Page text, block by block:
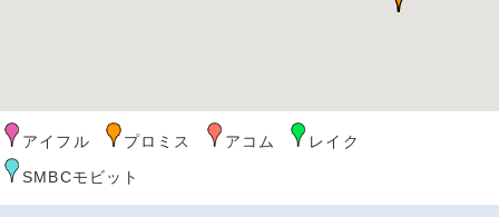
アイフル プロミス アコム
レイク
SMBCモビット